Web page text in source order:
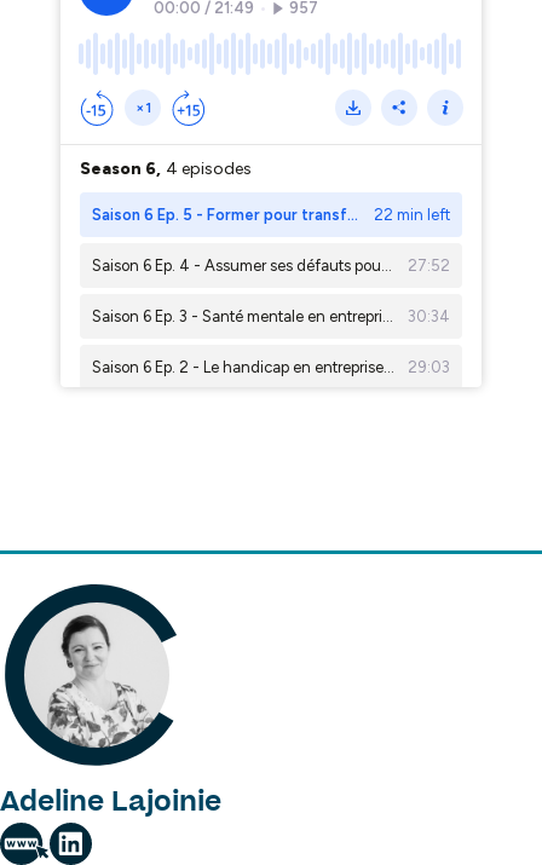
Adeline Lajoinie